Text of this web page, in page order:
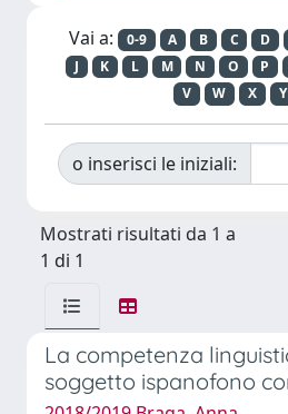
Vai a: 0-9 A B C D
J
K L M N O P
V
W X Y
o inserisci le iniziali:
Mostrati risultati da 1 a
1 di 1
La competenza
soggetto ispanofono